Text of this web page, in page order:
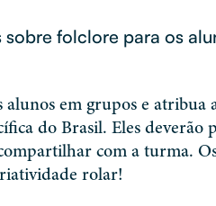
folclore para os
alunos em grupos e atribua
do Brasil. Eles deverão
com a turma.
rolar!